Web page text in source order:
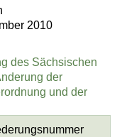
2010
des Sächsischen
der
und der